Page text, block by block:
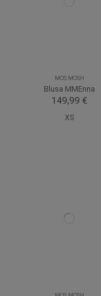
MOS MOSH
Blusa MMEnna
149,99 €
XS